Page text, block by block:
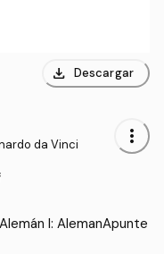
download Descargar
da Vinci more_vert
I: AlemanApunte